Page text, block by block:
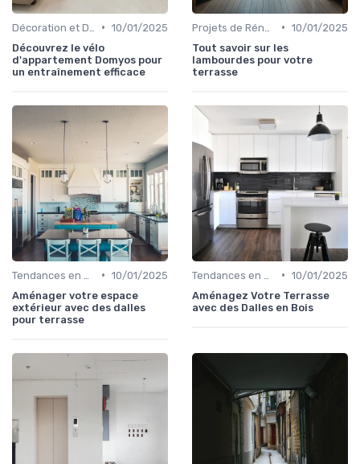
• 10/01/2025
Découvrez le vélo
d'appartement Domyos pour
un entraînement efficace
• 10/01/2025
Tout savoir sur les
lambourdes pour votre
terrasse
• 10/01/2025
Aménager votre espace
extérieur avec des dalles
pour terrasse
• 10/01/2025
Aménagez Votre Terrasse
avec des Dalles en Bois